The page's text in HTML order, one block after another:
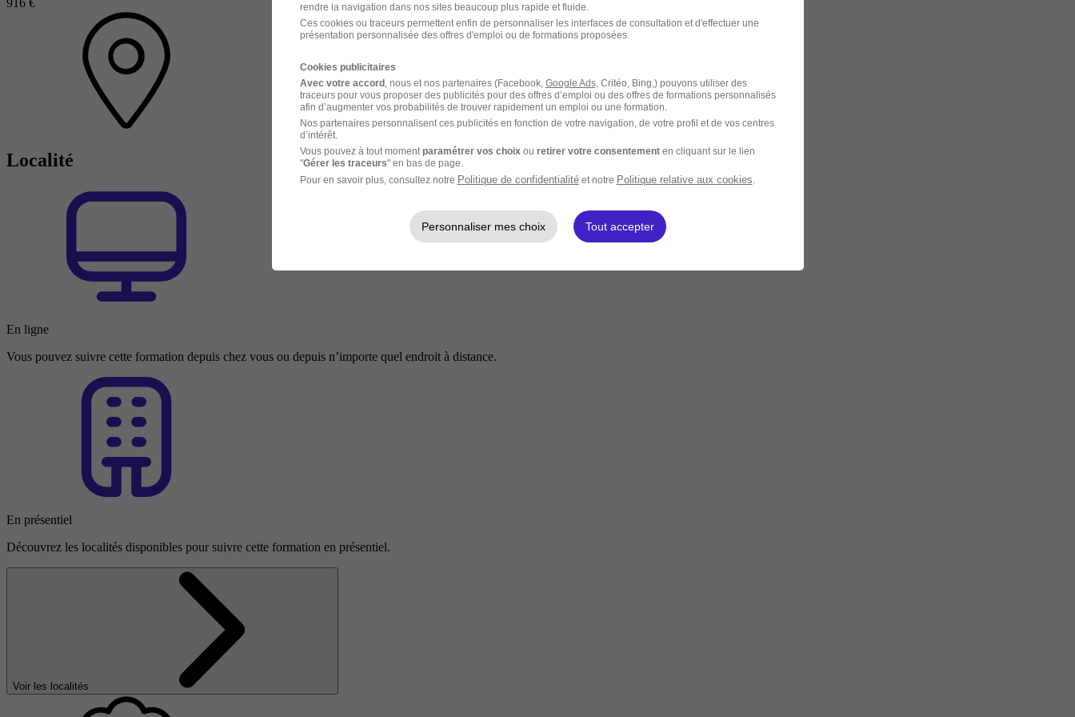
Localité
En ligne
Vous pouvez suivre cette formation depuis chez vous ou depuis n’importe quel endroit à distance.
En présentiel
Découvrez les localités disponibles pour suivre cette formation en présentiel.
Voir les localités
rendre la navigation dans nos sites beaucoup plus rapide et fluide.
Ces cookies ou traceurs permettent enfin de personnaliser les interfaces de consultation et d'effectuer une
présentation personnalisée des offres d'emploi ou de formations proposées.
Cookies publicitaires
Avec votre accord, nous et nos partenaires (Facebook, Google Ads, Critéo, Bing,) pouvons utiliser des
traceurs pour vous proposer des publicités pour des offres d’emploi ou des offres de formations personnalisés
afin d’augmenter vos probabilités de trouver rapidement un emploi ou une formation.
Nos partenaires personnalisent ces publicités en fonction de votre navigation, de votre profil et de vos centres
d’intérêt.
Vous pouvez à tout moment paramétrer vos choix ou retirer votre consentementen cliquant sur le lien
"Gérer les traceurs" en bas de page.
Pour en savoir plus, consultez notre Politique de confidentialitéet notre Politique relative aux cookies
Personnaliser mes choix Tout accepter